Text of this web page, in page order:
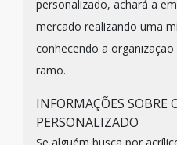
personalizado, achará a
mercado realizando uma
conhecendo a
ramo.
INFORMAÇÕES SOBRE
PERSONALIZADO